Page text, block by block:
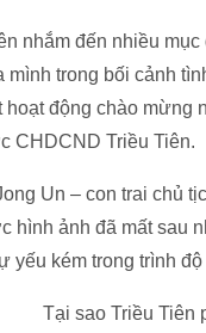
nhắm đến nhiều
trong bối cảnh
động chào
CHDCND Triều Tiên.
Un – con trai chủ
hình ảnh đã mất sau
yếu kém trong trình